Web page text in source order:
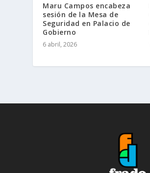
Maru Campos encabeza
sesión de la Mesa de
Seguridad en Palacio de
Gobierno
6 abril, 2026